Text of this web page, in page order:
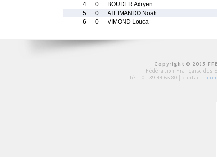
4
0
BOUDER Adryen
5
0
AIT IMANDO Noah
6
0 VIMOND Louca
Copyright © 2015
Fédération Française des
tél : 01 39 44 65 80 | contact :